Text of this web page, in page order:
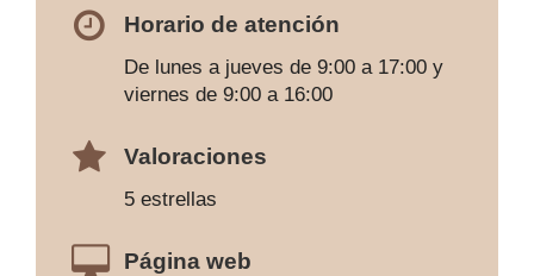
Horario de atención
De lunes a jueves de 9:00 a 17:00 y
viernes de 9:00 a 16:00
Valoraciones
5 estrellas
Página web